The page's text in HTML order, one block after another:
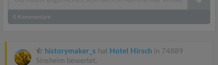
0 Kommentare
historymaker_s hat Hotel Hirsch in 74889
Sinsheim bewertet.